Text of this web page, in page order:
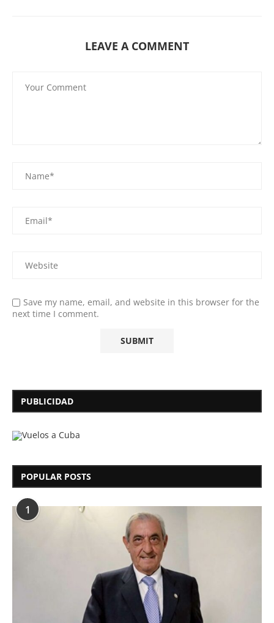
LEAVE A COMMENT
Save my name, email, and website in this browser for the
next time I comment.
PUBLICIDAD
POPULAR POSTS
1